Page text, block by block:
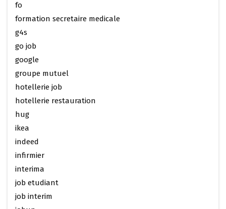
fo
formation secretaire medicale
g4s
go job
google
groupe mutuel
hotellerie job
hotellerie restauration
hug
ikea
indeed
infirmier
interima
job etudiant
job interim